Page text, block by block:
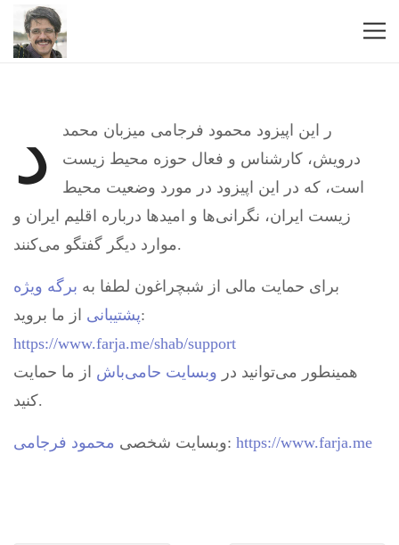
د
ر این اپیزود محمود فرجامی میزبان محمد
درویش، کارشناس و فعال حوزه محیط زیست
است، که در این اپیزود در مورد وضعیت محیط
زیست ایران، نگرانی‌ها و امیدها درباره اقلیم ایران و
موارد دیگر گفتگو می‌کنند.
برای حمایت مالی از شبچراغون لطفا به برگه ویژه
پشتیبانیاز ما بروید:
https://www.farja.me/shab/support
همینطور می‌توانید در وبسایت حامی‌باش از ما حمایت
کنید.
وبسایت شخصی محمود فرجامی : https://www.farja.me